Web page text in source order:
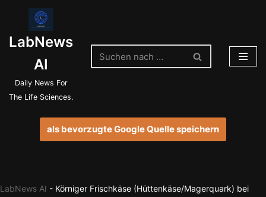
Inhalt
springen
LabNews
AI
Daily News For
The Life Sciences.
als bevorzugte Google Quelle speichern
LabNews AI - Körniger Frischkäse (Hüttenkäse/Magerquark) bei